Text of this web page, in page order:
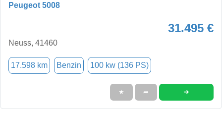
Peugeot 5008
31.495 €
Neuss, 41460
17.598 km Benzin 100 kw (136 PS)
★ ➦ ➜